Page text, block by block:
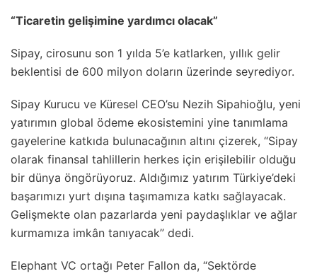
“Ticaretin gelişimine yardımcı olacak”
Sipay, cirosunu son 1 yılda 5’e katlarken, yıllık gelir
beklentisi de 600 milyon doların üzerinde seyrediyor.
Sipay Kurucu ve Küresel CEO’su Nezih Sipahioğlu, yeni
yatırımın global ödeme ekosistemini yine tanımlama
gayelerine katkıda bulunacağının altını çizerek, “Sipay
olarak finansal tahlillerin herkes için erişilebilir olduğu
bir dünya öngörüyoruz. Aldığımız yatırım Türkiye’deki
başarımızı yurt dışına taşımamıza katkı sağlayacak.
Gelişmekte olan pazarlarda yeni paydaşlıklar ve ağlar
kurmamıza imkân tanıyacak” dedi.
Elephant VC ortağı Peter Fallon da, “Sektörde